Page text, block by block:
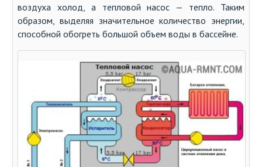
воздуха холод, а тепловой насос — тепло. Таким
образом, выделяя значительное количество энергии,
способной обогреть большой объем воды в бассейне.